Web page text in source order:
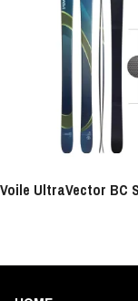
Voile UltraVector BC